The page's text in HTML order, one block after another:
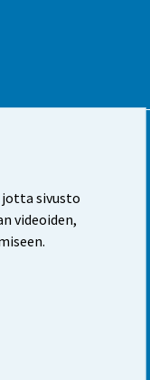
sivusto
videoiden,